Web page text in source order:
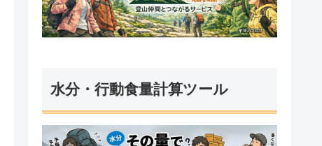
詳細を見る
水分・行動食量計算ツール